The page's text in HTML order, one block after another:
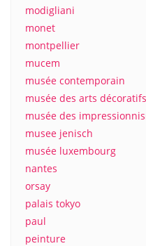
modigliani
monet
montpellier
mucem
musée contemporain
musée des arts décoratifs
musée des
musee jenisch
musée luxembourg
nantes
orsay
palais tokyo
paul
peinture